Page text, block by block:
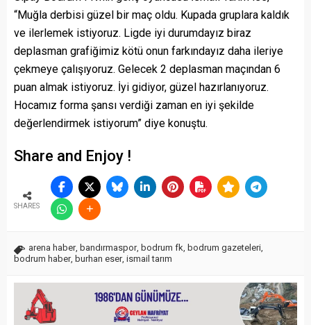
“Muğla derbisi güzel bir maç oldu. Kupada gruplara kaldık
ve ilerlemek istiyoruz. Ligde iyi durumdayız biraz
deplasman grafiğimiz kötü onun farkındayız daha ileriye
çekmeye çalışıyoruz. Gelecek 2 deplasman maçından 6
puan almak istiyoruz. İyi gidiyor, güzel hazırlanıyoruz.
Hocamız forma şansı verdiği zaman en iyi şekilde
değerlendirmek istiyorum” diye konuştu.
Share and Enjoy !
SHARES
arena haber, bandırmaspor, bodrum fk, bodrum gazeteleri,
bodrum haber, burhan eser, ismail tarım